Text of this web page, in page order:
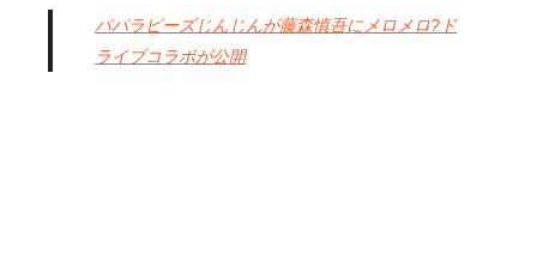
パパラピーズじんじんが藤森慎吾にメロメロ?ド
ライブコラボが公開